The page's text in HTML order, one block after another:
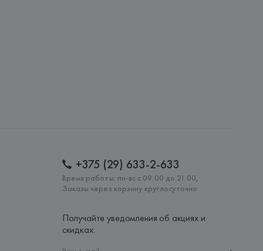
+375 (29) 633-2-633
Время работы: пн-вс с 09:00 до 21:00,
Заказы через корзину круглосуточно
Получайте уведомления об акциях и
скидках: